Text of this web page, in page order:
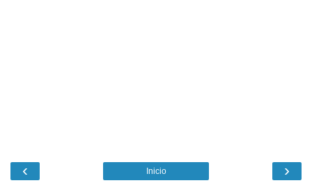
‹ ›
Inicio